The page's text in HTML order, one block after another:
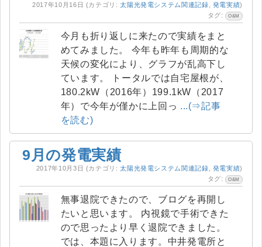
2017年10月16日 (カテゴリ:太陽光発電システム関連記録 発電実績)
タグ:
O&M
今月も折り返しに来たので実績をまと
めてみました。 今年も昨年も周期的な
天候の変化により、グラフが乱高下し
ています。 トータルでは自宅屋根が、
180.2kW（2016年）199.1kW（2017
年）で今年が僅かに上回っ ...(⇒記事
を読む)
9月の発電実績
2017年10月3日 (カテゴリ:太陽光発電システム関連記録 発電実績)
タグ:
O&M
無事退院できたので、ブログを再開し
たいと思います。 内視鏡で手術できた
ので思ったより早く退院できました。
では、本題に入ります。中井発電所と